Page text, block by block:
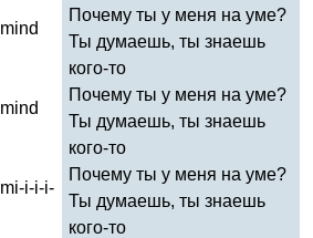
mind
mind
mi-i-i-i-
Почему ты у меня на уме?
Ты думаешь, ты знаешь
кого-то
Почему ты у меня на уме?
Ты думаешь, ты знаешь
кого-то
Почему ты у меня на уме?
Ты думаешь, ты знаешь
кого-то